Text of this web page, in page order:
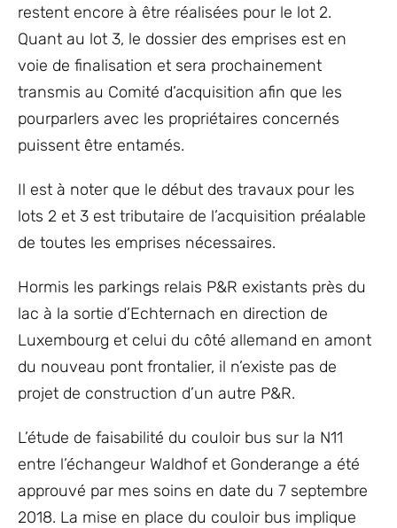
restent encore à être réalisées pour le lot 2.
Quant au lot 3, le dossier des emprises est en
voie de finalisation et sera prochainement
transmis au Comité d’acquisition afin que les
pourparlers avec les propriétaires concernés
puissent être entamés.
Il est à noter que le début des travaux pour les
lots 2 et 3 est tributaire de l’acquisition préalable
de toutes les emprises nécessaires.
Hormis les parkings relais P&R existants près du
lac à la sortie d’Echternach en direction de
Luxembourg et celui du côté allemand en amont
du nouveau pont frontalier, il n’existe pas de
projet de construction d’un autre P&R.
L’étude de faisabilité du couloir bus sur la N11
entre l’échangeur Waldhof et Gonderange a été
approuvé par mes soins en date du 7 septembre
2018. La mise en place du couloir bus implique